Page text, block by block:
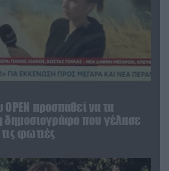
OPEN προσπαθεί να τα
δημοσιογράφο που γέλασε
φωτιές